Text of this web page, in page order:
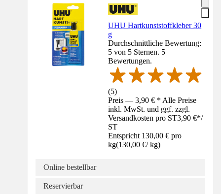
UHU Hartkunststoffkleber 30
g
Durchschnittliche Bewertung:
5 von 5 Sternen. 5
Bewertungen.
(5)
Preis — 3,90 € * Alle Preise
inkl. MwSt. und ggf. zzgl.
Versandkosten pro ST3,90 €*/
ST
Entspricht 130,00 € pro
kg(130,00 €/ kg)
Online bestellbar
Reservierbar